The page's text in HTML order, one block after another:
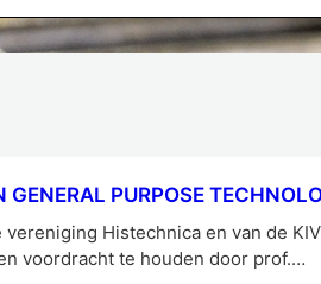
GENERAL PURPOSE
vereniging Histechnica en van de
voordracht te houden door prof.…